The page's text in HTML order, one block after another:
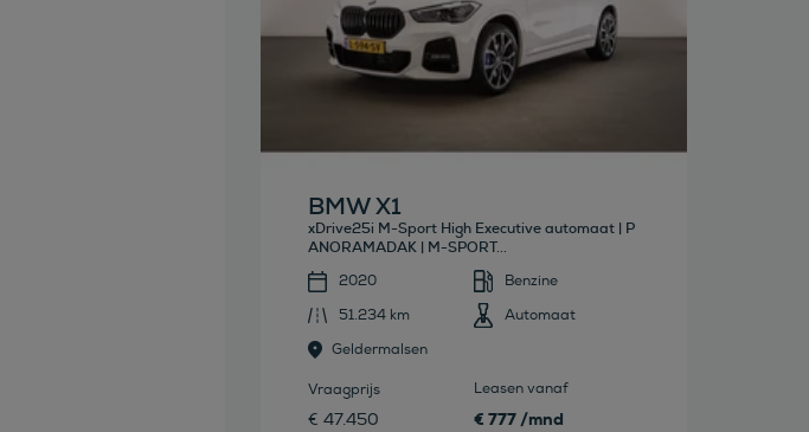
BMW X1
xDrive25i M-Sport High Executive automaat | P
ANORAMADAK | M-SPORT...
2020
Benzine
51.234 km
Automaat
Geldermalsen
Vraagprijs
€ 47.450
Leasen vanaf
€ 777 /mnd